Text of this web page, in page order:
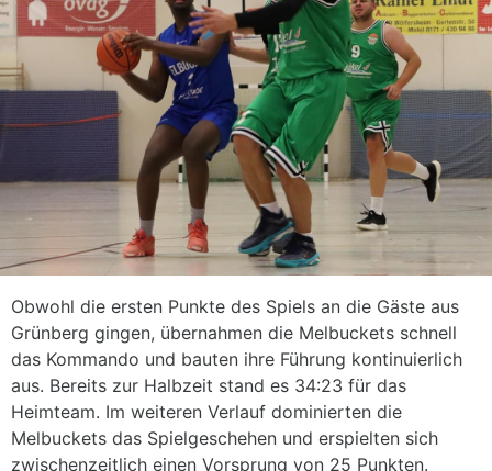
Obwohl die ersten Punkte des Spiels an die Gäste aus
Grünberg gingen, übernahmen die Melbuckets schnell
das Kommando und bauten ihre Führung kontinuierlich
aus. Bereits zur Halbzeit stand es 34:23 für das
Heimteam. Im weiteren Verlauf dominierten die
Melbuckets das Spielgeschehen und erspielten sich
zwischenzeitlich einen Vorsprung von 25 Punkten.